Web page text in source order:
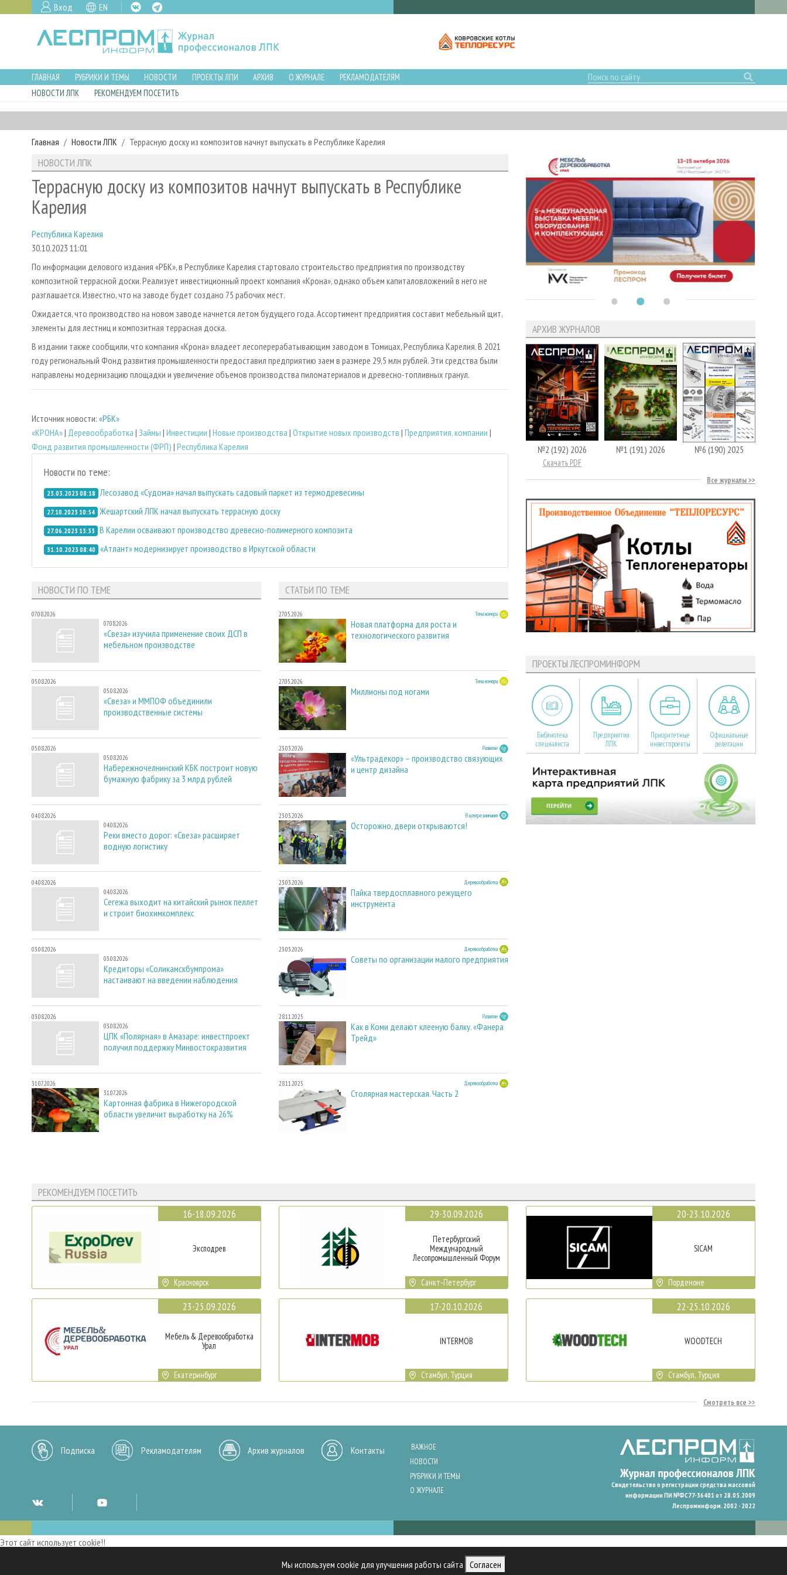
Вход EN
Мы используем cookie для улучшения работы сайта Согласен
ГЛАВНАЯ РУБРИКИ И ТЕМЫ НОВОСТИ ПРОЕКТЫ ЛПИ АРХИВ О ЖУРНАЛЕ
РЕКЛАМОДАТЕЛЯМ
НОВОСТИ ЛПК
РЕКОМЕНДУЕМ ПОСЕТИТЬ
Главная Новости ЛПК Террасную доску из композитов начнут выпускать в Республике Карелия
НОВОСТИ ЛПК
Террасную доску из композитов начнут выпускать в Республике
Карелия
Республика Карелия
30.10.2023 11:01
По информации делового издания «РБК», в Республике Карелия стартовало строительство предприятия по производству
композитной террасной доски. Реализует инвестиционный проект компания «Крона», однако объем капиталовложений в него не
разглашается. Известно, что на заводе будет создано 75 рабочих мест.
Ожидается, что производство на новом заводе начнется летом будущего года. Ассортимент предприятия составит мебельный щит,
элементы для лестниц и композитная террасная доска.
В издании также сообщили, что компания «Крона» владеет лесоперерабатывающим заводом в Томицах, Республика Карелия. В 2021
году региональный Фонд развития промышленности предоставил предприятию заем в размере 29,5 млн рублей. Эти средства были
направлены модернизацию площадки и увеличение объемов производства пиломатериалов и древесно-топливных гранул.
Источник новости: «РБК»
«КРОНА»| Деревообработка | Займы | Инвестиции | Новые производства | Открытие новых производств | Предприятия, компании |
Фонд развития промышленности (ФРП) | Республика Карелия
Новости по теме:
23.03.2023 08:18 Лесозавод «Судома» начал выпускать садовый паркет из термодревесины
27.10.2023 10:54 Жешартский ЛПК начал выпускать террасную доску
27.06.2023 13:33 В Карелии осваивают производство древесно-полимерного композита
31.10.2023 08:40 «Атлант» модернизирует производство в Иркутской области
НОВОСТИ ПО ТЕМЕ
07.08.2026
07.08.2026
«Свеза» изучила применение своих ДСП в
мебельном производстве
05.08.2026
05.08.2026
«Свеза» и ММПОФ объединили
производственные системы
05.08.2026
05.08.2026
Набережночелнинский КБК построит новую
бумажную фабрику за 3 млрд рублей
04.08.2026
04.08.2026
Реки вместо дорог: «Свеза» расширяет
водную логистику
04.08.2026
04.08.2026
Сегежа выходит на китайский рынок пеллет
и строит биохимкомплекс
03.08.2026
03.08.2026
Кредиторы «Соликамскбумпрома»
настаивают на введении наблюдения
03.08.2026
03.08.2026
ЦПК «Полярная» в Амазаре: инвестпроект
получил поддержку Минвостокразвития
31.07.2026
31.07.2026
Картонная фабрика в Нижегородской
области увеличит выработку на 26%
СТАТЬИ ПО ТЕМЕ
27.05.2026 Тема номера
Новая платформа для роста и
технологического развития
27.05.2026 Тема номера
Миллионы под ногами
23.03.2026 Развитие
«Ультрадекор» – производство связующих
и центр дизайна
23.03.2026 В центре внимания
Осторожно, двери открываются!
23.03.2026 Деревообработка
Пайка твердосплавного режущего
инструмента
23.03.2026 Деревообработка
Советы по организации малого предприятия
28.11.2025 Развитие
Как в Коми делают клееную балку. «Фанера
Трейд»
28.11.2025 Деревообработка
Столярная мастерская. Часть 2
АРХИВ ЖУРНАЛОВ
№2 (192) 2026
Скачать PDF
№1 (191) 2026 №6 (190) 2025
Все журналы
ПРОЕКТЫ ЛЕСПРОМИНФОРМ
Библиотека
специалиста
Предприятия
ЛПК
Приоритетные
инвестпроекты
Официальные
делегации
РЕКОМЕНДУЕМ ПОСЕТИТЬ
16-18.09.2026
Эксподрев
Красноярск
23-25.09.2026
Мебель & Деревообработка
Урал
Екатеринбург
29-30.09.2026
Петербургский
Международный
Лесопромышленный Форум
Санкт-Петербург
17-20.10.2026
INTERMOB
Стамбул, Турция
20-23.10.2026
SICAM
Порденоне
22-25.10.2026
WOODTECH
Стамбул, Турция
Смотреть все
Подписка Рекламодателям Архив журналов Контакты
ВАЖНОЕ
НОВОСТИ
РУБРИКИ И ТЕМЫ
О ЖУРНАЛЕ
Свидетельство о регистрации средства массовой
информации ПИ №ФС77-36401 от 28.05.2009
Леспроминформ. 2002 - 2022
Этот сайт использует cookie!!
Мы используем cookies и аналогичные технологии для улучшения работы нашего сайта, анализа трафика и персонализации контента. Cookies помогают нам запомнить ваши предпочтения и улучшить пользовательский